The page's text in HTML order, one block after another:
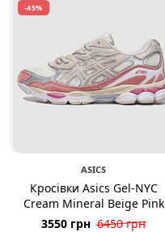
-45%
ASICS
Кросівки Asics Gel-NYC
Cream Mineral Beige Pink
3550 грн 6450 грн